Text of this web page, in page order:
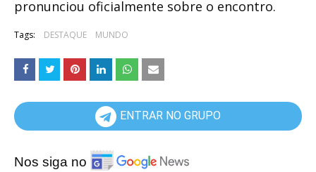
pronunciou oficialmente sobre o encontro.
Tags: DESTAQUE MUNDO
ENTRAR NO GRUPO
Nos siga no